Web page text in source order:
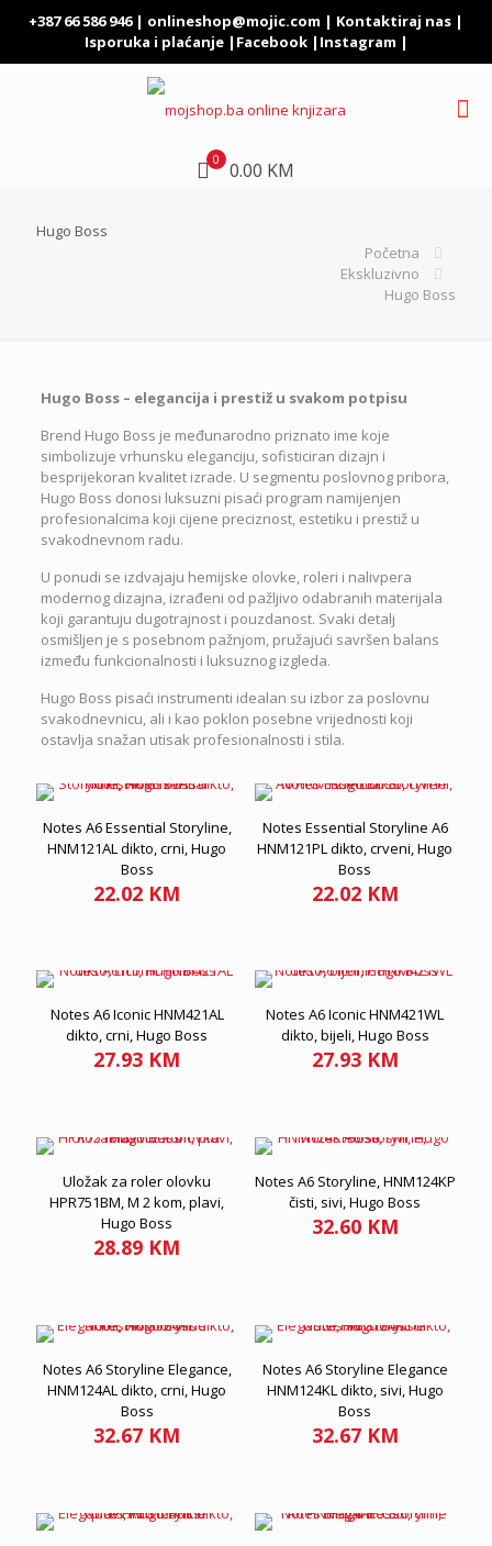
+387 66 586 946 | onlineshop@mojic.com | Kontaktiraj nas |
Isporuka i plaćanje| Facebook| Instagram |
0 0.00 KM
Hugo Boss
Početna
Ekskluzivno
Hugo Boss
Hugo Boss – elegancija i prestiž u svakom potpisu
Brend Hugo Boss je međunarodno priznato ime koje
simbolizuje vrhunsku eleganciju, sofisticiran dizajn i
besprijekoran kvalitet izrade. U segmentu poslovnog pribora,
Hugo Boss donosi luksuzni pisaći program namijenjen
profesionalcima koji cijene preciznost, estetiku i prestiž u
svakodnevnom radu.
U ponudi se izdvajaju hemijske olovke, roleri i nalivpera
modernog dizajna, izrađeni od pažljivo odabranih materijala
koji garantuju dugotrajnost i pouzdanost. Svaki detalj
osmišljen je s posebnom pažnjom, pružajući savršen balans
između funkcionalnosti i luksuznog izgleda.
Hugo Boss pisaći instrumenti idealan su izbor za poslovnu
svakodnevnicu, ali i kao poklon posebne vrijednosti koji
ostavlja snažan utisak profesionalnosti i stila.
Notes A6 Essential Storyline,
HNM121AL dikto, crni, Hugo
Boss
22.02 KM
Notes Essential Storyline A6
HNM121PL dikto, crveni, Hugo
Boss
22.02 KM
Notes A6 Iconic HNM421AL
dikto, crni, Hugo Boss
27.93 KM
Notes A6 Iconic HNM421WL
dikto, bijeli, Hugo Boss
27.93 KM
Uložak za roler olovku
HPR751BM, M 2 kom, plavi,
Hugo Boss
28.89 KM
Notes A6 Storyline, HNM124KP
čisti, sivi, Hugo Boss
32.60 KM
Notes A6 Storyline Elegance,
HNM124AL dikto, crni, Hugo
Boss
32.67 KM
Notes A6 Storyline Elegance
HNM124KL dikto, sivi, Hugo
Boss
32.67 KM